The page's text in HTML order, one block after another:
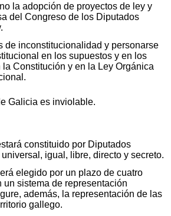
la adopción de proyectos de ley y
del Congreso de los Diputados
de inconstitucionalidad y personarse
en los supuestos y en los
Constitución y en la Ley Orgánica
Galicia es inviolable.
constituido por Diputados
igual, libre, directo y secreto.
elegido por un plazo de cuatro
un sistema de representación
además, la representación de las
gallego.